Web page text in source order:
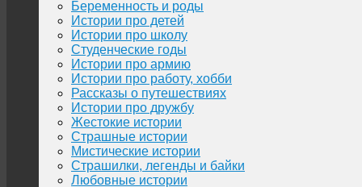
Беременность и роды
Истории про детей
Истории про школу
Студенческие годы
Истории про армию
Истории про работу, хобби
Рассказы о путешествиях
Истории про дружбу
Жестокие истории
Страшные истории
Мистические истории
Страшилки, легенды и байки
Любовные истории